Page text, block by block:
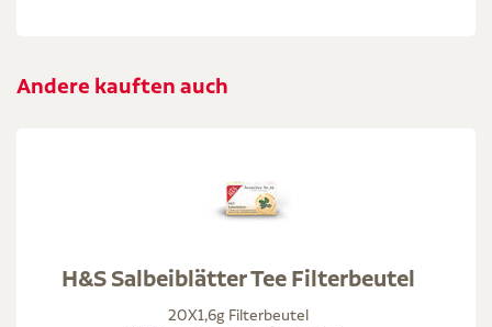
Andere kauften auch
H&S Salbeiblätter Tee Filterbeutel
20X1,6g Filterbeutel